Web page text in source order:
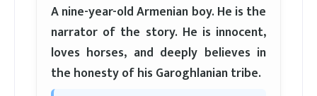
A nine-year-old Armenian boy. He is the
narrator of the story. He is innocent,
loves horses, and deeply believes in
the honesty of his Garoghlanian tribe.